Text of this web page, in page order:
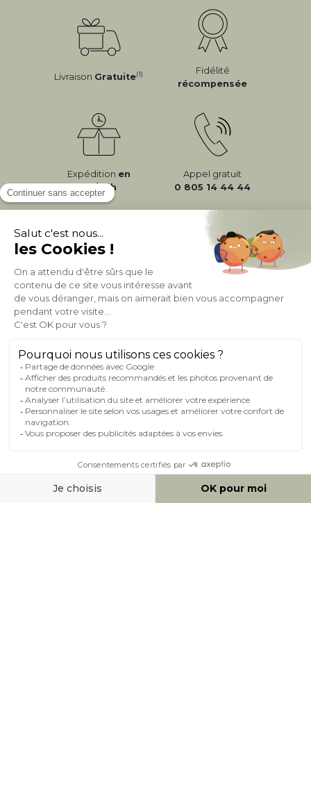
Livraison Gratuite(1)
Fidélité
récompensée
Expédition en
24/72h
Appel gratuit
0 805 14 44 44
À PROPOS DE MILIBOO
AIDE & CONTACT